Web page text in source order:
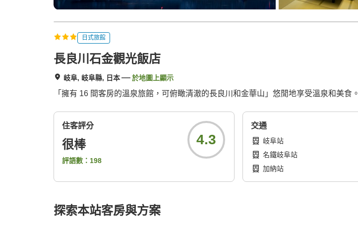
日式旅館
長良川石金觀光飯店
岐阜, 岐阜縣, 日本 於地圖上顯示
「擁有 16 間客房的溫泉旅館，可俯瞰清澈的長良川和金華山」悠閒地享受溫泉和美食。
住客評分
很棒
評語數： 198
4.3
交通
岐阜站
名鐵岐阜站
加納站
探索本站客房與方案